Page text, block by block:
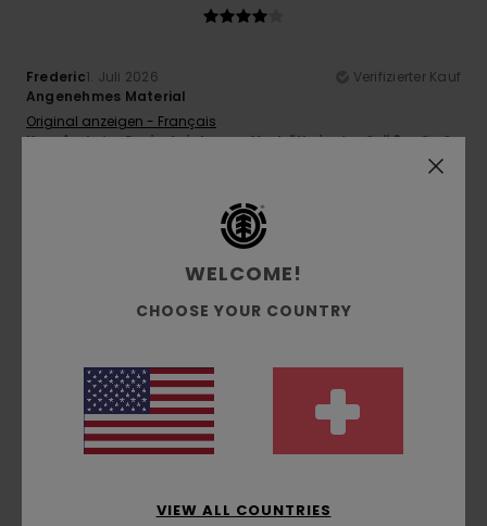
Frederic1. Juli 2026
Verifizierter Kauf
Angenehmes Material
Original anzeigen - Français
Komfort: 4/5 Preis-Leistungs-Verhältnis: 4/5 Größe: Groß
5/5
Original anzeigen - Français
Komfort: 5/5 Preis-Leistungs-Verhältnis: 5
Perfekte GrößeMaterial: 5/5
Ich empfehle dieses Produkt
5/5
WELCOME!
CHOOSE YOUR COUNTRY
VIEW ALL COUNTRIES